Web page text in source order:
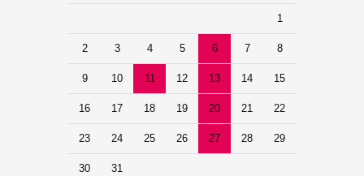
1
2 3 4 5 6 7 8
9 10 11 12 13 14 15
16 17 18 19 20 21 22
23 24 25 26 27 28 29
30 31